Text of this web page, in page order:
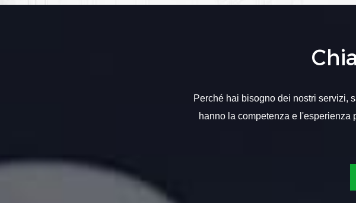
Perché hai bisogno dei nostri servizi,
hanno la competenza e l'esperienza